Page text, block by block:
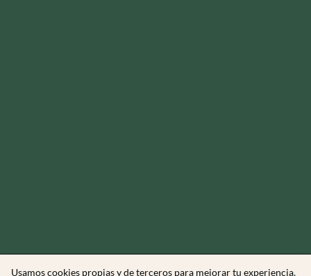
Usamos cookies propias y de terceros para mejorar tu experiencia.